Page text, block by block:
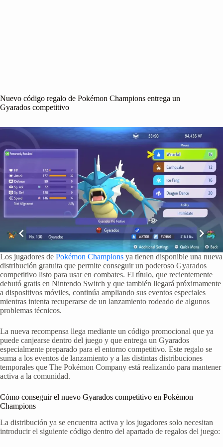
Nuevo código regalo de Pokémon Champions entrega un
Gyarados competitivo
Los jugadores de Pokémon Champions ya tienen disponible una nueva
distribución gratuita que permite conseguir un poderoso Gyarados
competitivo listo para usar en combates. El título, que recientemente
debutó gratis en Nintendo Switch y que también llegará próximamente
a dispositivos móviles, continúa ampliando sus eventos especiales
mientras intenta recuperarse de un lanzamiento rodeado de algunos
problemas técnicos.
La nueva recompensa llega mediante un código promocional que ya
puede canjearse dentro del juego y que entrega un Gyarados
especialmente preparado para el entorno competitivo. Este regalo se
suma a los eventos de lanzamiento y a las distintas distribuciones
temporales que The Pokémon Company está realizando para mantener
activa a la comunidad.
Cómo conseguir el nuevo Gyarados competitivo en Pokémon
Champions
La distribución ya se encuentra activa y los jugadores solo necesitan
introducir el siguiente código dentro del apartado de regalos del juego: